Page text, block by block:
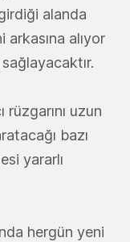
alanda
arkasına alıyor
uzun
bazı
yararlı
hergün yeni